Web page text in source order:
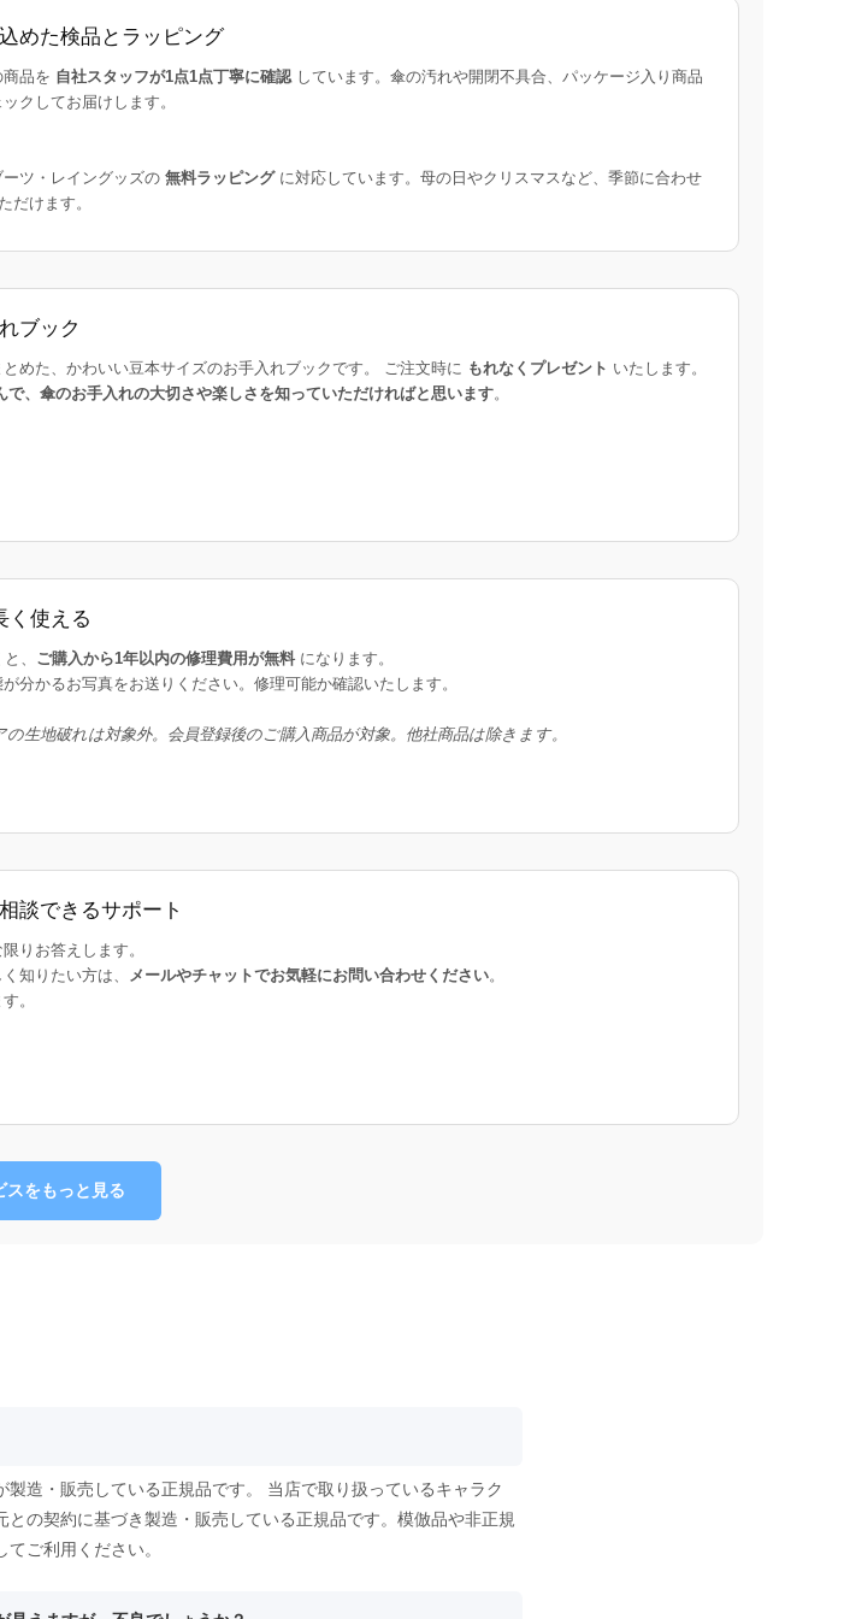
めた検品とラッピング
品を 自社スタッフが1点1点丁寧に確認しています。傘の汚れや開閉不具合、パッケージ入り商品
クしてお届けします。
ツ・レイングッズの 無料ラッピングに対応しています。母の日やクリスマスなど、季節に合わせ
だけます。
ブック
めた、かわいい豆本サイズのお手入れブックです。 ご注文時に もれなくプレゼント いたします。
で、傘のお手入れの大切さや楽しさを知っていただければと思います。
く使える
、 ご購入から1年以内の修理費用が無料になります。
分かるお写真をお送りください。修理可能か確認いたします。
生地破れは対象外。会員登録後のご購入商品が対象。他社商品は除きます。
談できるサポート
りお答えします。
知りたい方は、 メールやチャットでお気軽にお問い合わせください。
。
スをもっと見る
造・販売している正規品です。 当店で取り扱っているキャラク
の契約に基づき製造・販売している正規品です。模倣品や非正規
ご利用ください。